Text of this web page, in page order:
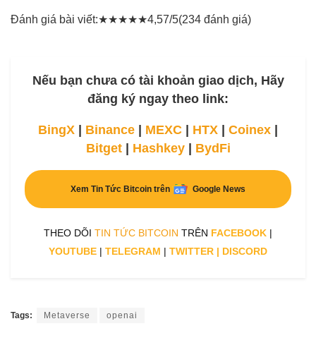
Đánh giá bài viết:★★★★★4,57/5(234 đánh giá)
Nếu bạn chưa có tài khoản giao dịch, Hãy
đăng ký ngay theo link:
BingX | Binance | MEXC | HTX | Coinex |
Bitget| Hashkey| BydFi
Xem Tin Tức Bitcoin trên Google News
THEO DÕI TIN TỨC BITCOIN TRÊN FACEBOOK |
YOUTUBE | TELEGRAM | TWITTER | DISCORD
Tags: Metaverse openai